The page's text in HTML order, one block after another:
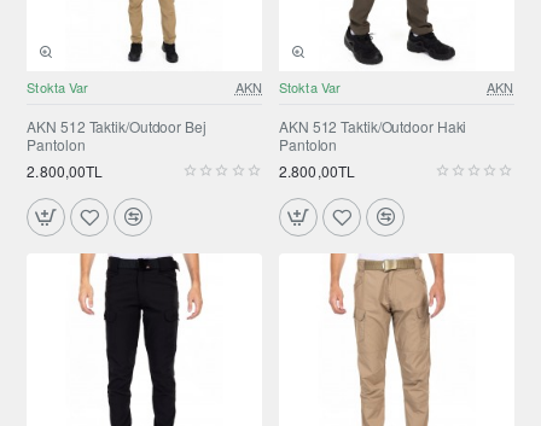
Selling fast
Stokta Var AKN
AKN 512 Taktik/Outdoor Bej
Pantolon
2.800,00TL
Stokta Var AKN
AKN 512 Taktik/Outdoor Haki
Pantolon
2.800,00TL